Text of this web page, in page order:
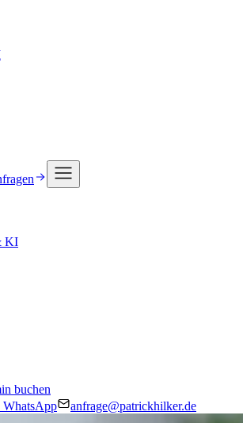
KI
buchen
WhatsApp anfrage@patrickhilker.de